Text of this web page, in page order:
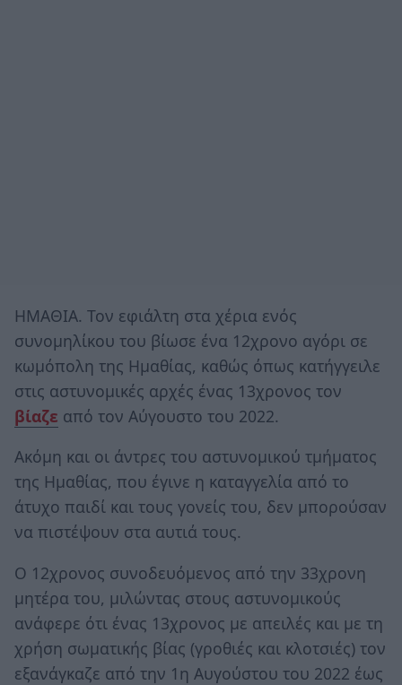
ΗΜΑΘΙΑ. Τον εφιάλτη στα χέρια ενός
συνομηλίκου του βίωσε ένα 12χρονο αγόρι σε
κωμόπολη της Ημαθίας, καθώς όπως κατήγγειλε
στις αστυνομικές αρχές ένας 13χρονος τον
βίαζε από τον Αύγουστο του 2022.
Ακόμη και οι άντρες του αστυνομικού τμήματος
της Ημαθίας, που έγινε η καταγγελία από το
άτυχο παιδί και τους γονείς του, δεν μπορούσαν
να πιστέψουν στα αυτιά τους.
Ο 12χρονος συνοδευόμενος από την 33χρονη
μητέρα του, μιλώντας στους αστυνομικούς
ανάφερε ότι ένας 13χρονος με απειλές και με τη
χρήση σωματικής βίας (γροθιές και κλοτσιές) τον
εξανάγκαζε από την 1η Αυγούστου του 2022 έως